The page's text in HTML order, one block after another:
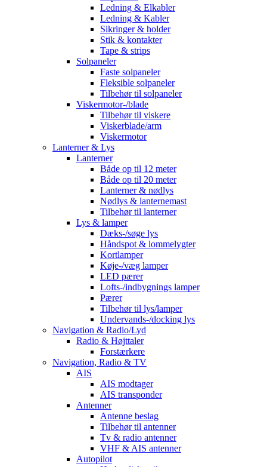
Ledning & Elkabler
Ledning & Kabler
Sikringer & holder
Stik & kontakter
Tape & strips
Solpaneler
Faste solpaneler
Fleksible solpaneler
Tilbehør til solpaneler
Viskermotor-/blade
Tilbehør til viskere
Viskerblade/arm
Viskermotor
Lanterner & Lys
Lanterner
Både op til 12 meter
Både op til 20 meter
Lanterner & nødlys
Nødlys & lanternemast
Tilbehør til lanterner
Lys & lamper
Dæks-/søge lys
Håndspot & lommelygter
Kortlamper
Køje-/væg lamper
LED pærer
Lofts-/indbygnings lamper
Pærer
Tilbehør til lys/lamper
Undervands-/docking lys
Navigation & Radio/Lyd
Radio & Højttaler
Forstærkere
Navigation, Radio & TV
AIS
AIS modtager
AIS transponder
Antenner
Antenne beslag
Tilbehør til antenner
Tv & radio antenner
VHF & AIS antenner
Autopilot